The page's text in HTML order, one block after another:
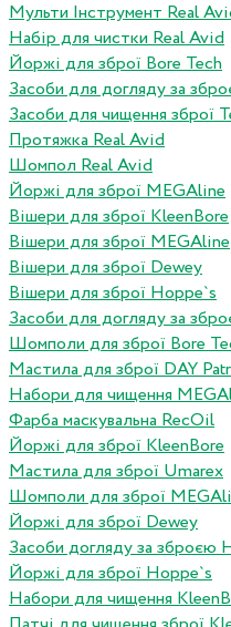
Мульти Інструмент Real
Набір для чистки Real Avid
Йоржі для зброї Bore Tech
Засоби для догляду за
Засоби для чищення зброї
Протяжка Real Avid
Шомпол Real Avid
Йоржі для зброї MEGAline
Вішери для зброї KleenBore
Вішери для зброї MEGAline
Вішери для зброї Dewey
Вішери для зброї Hoppe`s
Засоби для догляду за
Шомполи для зброї Bore
Мастила для зброї DAY
Набори для чищення
Фарба маскувальна RecOil
Йоржі для зброї KleenBore
Мастила для зброї Umarex
Шомполи для зброї
Йоржі для зброї Dewey
Засоби догляду за зброєю
Йоржі для зброї Hoppe`s
Набори для чищення